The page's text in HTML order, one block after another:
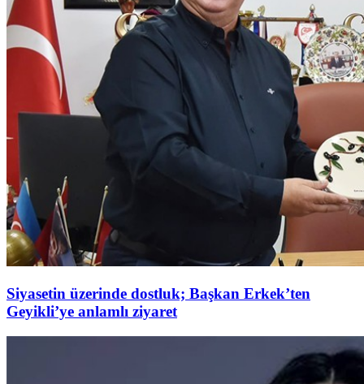
Siyasetin üzerinde dostluk; Başkan Erkek’ten
Geyikli’ye anlamlı ziyaret